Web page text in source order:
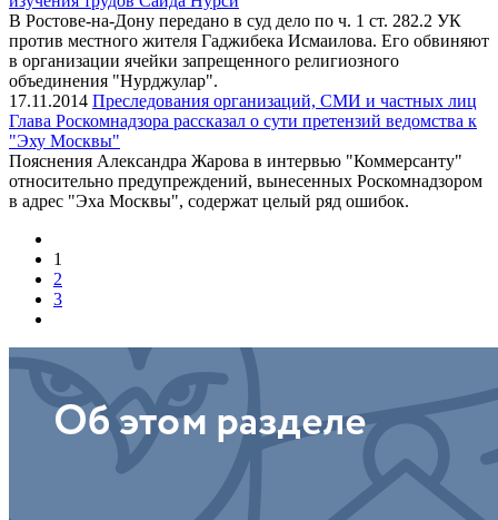
В Ростове-на-Дону передано в суд дело по ч. 1 ст. 282.2 УК
против местного жителя Гаджибека Исмаилова. Его обвиняют
в организации ячейки запрещенного религиозного
объединения "Нурджулар".
17.11.2014 Преследования организаций, СМИ и частных лиц
Глава Роскомнадзора рассказал о сути претензий ведомства к
"Эху Москвы"
Пояснения Александра Жарова в интервью "Коммерсанту"
относительно предупреждений, вынесенных Роскомнадзором
в адрес "Эха Москвы", содержат целый ряд ошибок.
1
2
3